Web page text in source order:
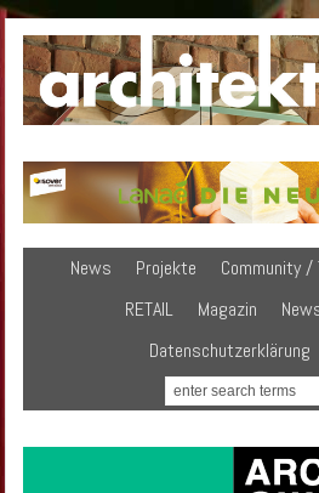
News Projekte Community /
RETAIL
Magazin
Datenschutzerklärung